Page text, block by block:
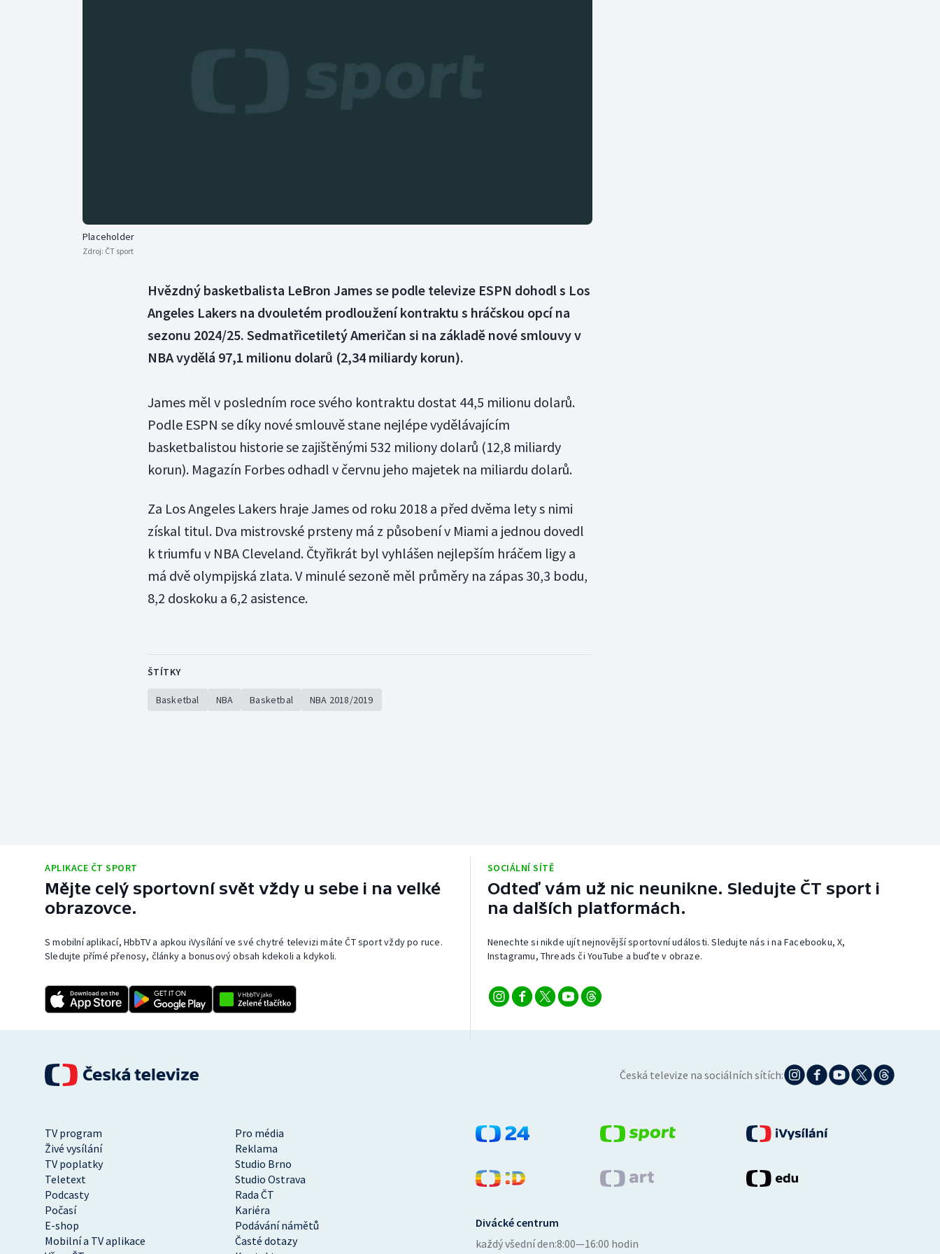
Placeholder
Zdroj: ČT sport
Hvězdný basketbalista LeBron James se podle televize ESPN dohodl s Los
Angeles Lakers na dvouletém prodloužení kontraktu s hráčskou opcí na
sezonu 2024/25. Sedmatřicetiletý Američan si na základě nové smlouvy v
NBA vydělá 97,1 milionu dolarů (2,34 miliardy korun).
James měl v posledním roce svého kontraktu dostat 44,5 milionu dolarů.
Podle ESPN se díky nové smlouvě stane nejlépe vydělávajícím
basketbalistou historie se zajištěnými 532 miliony dolarů (12,8 miliardy
korun). Magazín Forbes odhadl v červnu jeho majetek na miliardu dolarů.
Za Los Angeles Lakers hraje James od roku 2018 a před dvěma lety s nimi
získal titul. Dva mistrovské prsteny má z působení v Miami a jednou dovedl
k triumfu v NBA Cleveland. Čtyřikrát byl vyhlášen nejlepším hráčem ligy a
má dvě olympijská zlata. V minulé sezoně měl průměry na zápas 30,3 bodu,
8,2 doskoku a 6,2 asistence.
ŠTÍTKY
Basketbal NBA Basketbal NBA 2018/2019
APLIKACE ČT SPORT
Mějte celý sportovní svět vždy u sebe i na velké
obrazovce.
S mobilní aplikací, HbbTV a apkou iVysílání ve své chytré televizi máte ČT sport vždy po ruce.
Sledujte přímé přenosy, články a bonusový obsah kdekoli a kdykoli.
SOCIÁLNÍ SÍTĚ
Odteď vám už nic neunikne. Sledujte ČT sport i
na dalších platformách.
Nenechte si nikde ujít nejnovější sportovní události. Sledujte nás i na Facebooku, X,
Instagramu, Threads či YouTube a buďte v obraze.
Česká televize na sociálních sítích:
TV program
Pro média
Živé vysílání
Reklama
TV poplatky
Studio Brno
Teletext
Studio Ostrava
Podcasty
Rada ČT
Počasí
Kariéra
E-shop
Podávání námětů
Mobilní a TV aplikace
Časté dotazy
Divácké centrum
každý všední den:8:00—16:00 hodin